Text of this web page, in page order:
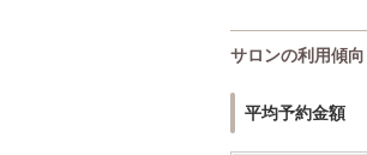
サロンの利用傾向
平均予約金額